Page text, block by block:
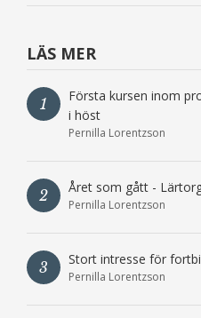
LÄS MER
1
Första kursen inom
i höst
Pernilla Lorentzson
2 Året som gått -
Pernilla Lorentzson
3 Stort intresse för
Pernilla Lorentzson